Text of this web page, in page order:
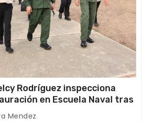
Rodríguez inspecciona
en Escuela Naval tras
en La Guaira
Mendez